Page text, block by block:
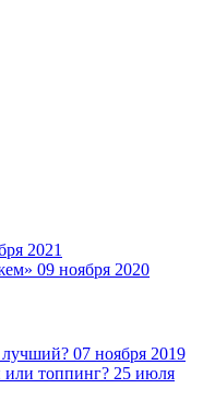
2021
09 ноября 2020
лучший? 07 ноября 2019
или топпинг? 25 июля